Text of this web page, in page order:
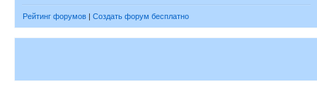
Рейтинг форумов | Создать форум бесплатно